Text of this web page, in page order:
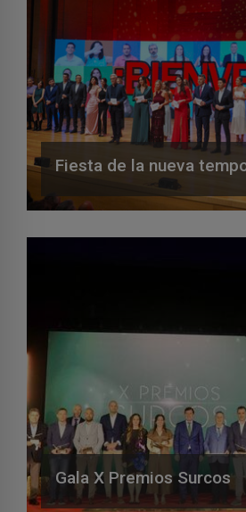
Fiesta de la nueva
Gala X Premios Surcos